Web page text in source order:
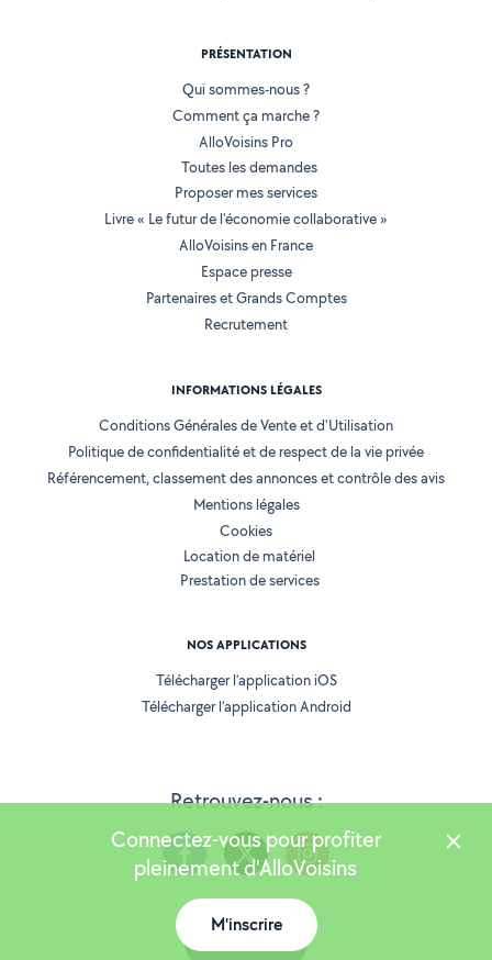
Retrouvez-nous :
PRÉSENTATION
Qui sommes-nous ?
Comment ça marche ?
AlloVoisins Pro
Toutes les demandes
Proposer mes services
Livre « Le futur de l'économie collaborative »
AlloVoisins en France
Espace presse
Partenaires et Grands Comptes
Recrutement
INFORMATIONS LÉGALES
Conditions Générales de Vente et d'Utilisation
Politique de confidentialité et de respect de la vie privée
Référencement, classement des annonces et contrôle des avis
Mentions légales
Cookies
Location de matériel
Prestation de services
NOS APPLICATIONS
Télécharger l’application iOS
Télécharger l’application Android
Version 25.5.3
Connectez-vous pour profiter
pleinement d'AlloVoisins
M'inscrire